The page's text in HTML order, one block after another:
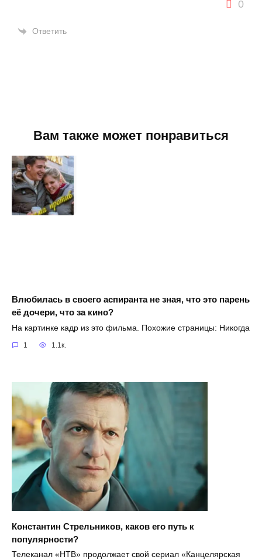
0
Ответить
Вам также может понравиться
Влюбилась в своего аспиранта не зная, что это парень
её дочери, что за кино?
На картинке кадр из это фильма. Похожие страницы: Никогда
1 1.1к.
Константин Стрельников, каков его путь к
популярности?
Телеканал «НТВ» продолжает свой сериал «Канцелярская